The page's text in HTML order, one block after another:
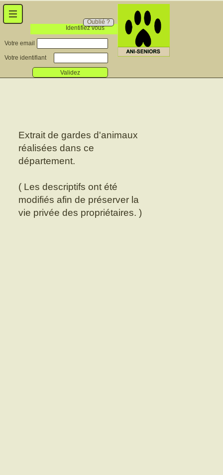
Identifiez vous
Oublié ?
Votre email
Votre identifiant
Validez
Extrait de gardes d'animaux
réalisées dans ce
département.
( Les descriptifs ont été
modifiés afin de préserver la
vie privée des propriétaires. )